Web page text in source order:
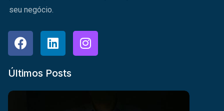
seu negócio.
Últimos Posts